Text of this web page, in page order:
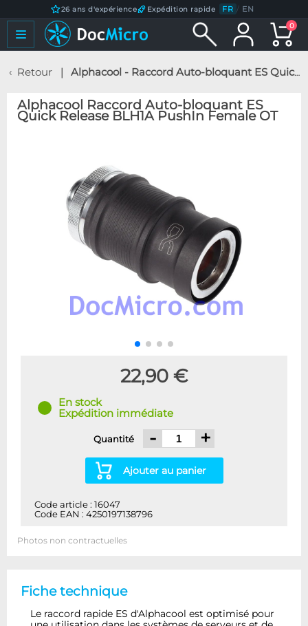
26 ans d'expérience Expédition rapide FR / EN
0
Retour Alphacool - Raccord Auto-bloquant ES Quick Release BLH1A PushIn Female OT
Alphacool Raccord Auto-bloquant ES
Quick Release BLH1A PushIn Female OT
22,90 €
En stock
Expédition immédiate
Quantité - +
Ajouter au panier
Code article : 16047
Code EAN : 4250197138796
Photos non contractuelles
Fiche technique
Le raccord rapide ES d'Alphacool est optimisé pour